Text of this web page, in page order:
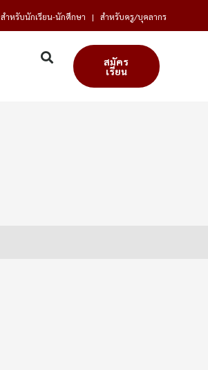
สำหรับนักเรียน-นักศึกษา | สำหรับครู/บุคลากร
สมัคร
เรียน